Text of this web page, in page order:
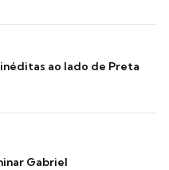
ao lado de Preta
Gabriel